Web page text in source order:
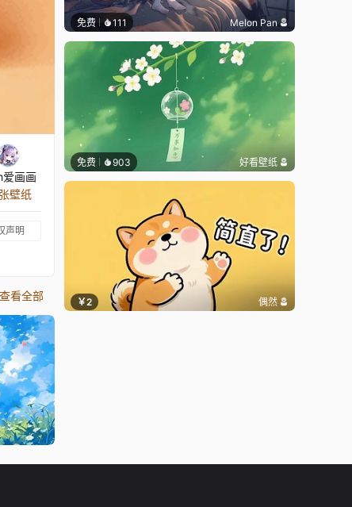
爱画画
壁纸
声明
查看全部
免费 111 Melon Pan
免费 903 好看壁纸
￥2 偶然